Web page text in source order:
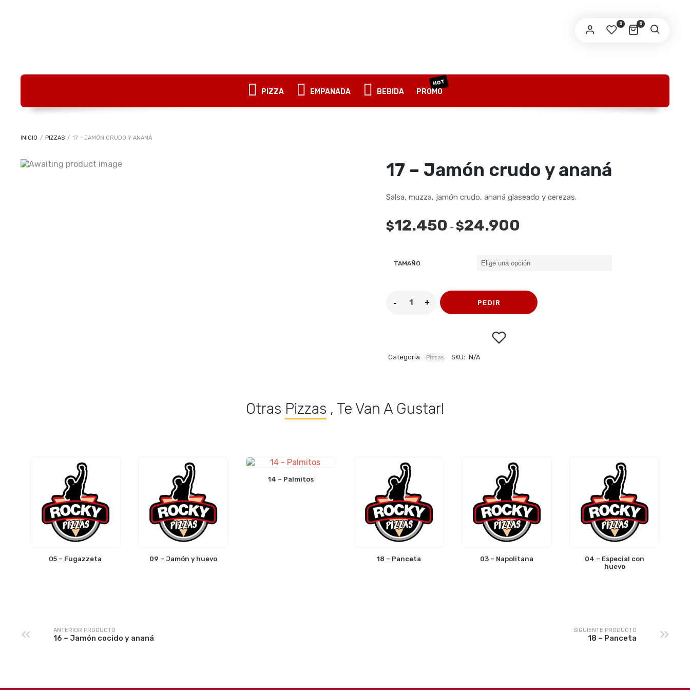
0
0
ACCESO
PIZZA EMPANADA BEBIDA PROMO
HOT
INICIO / PIZZAS / 17 – JAMÓN CRUDO Y ANANÁ
17 – Jamón crudo y ananá
Salsa, muzza, jamón crudo, ananá glaseado y cerezas.
$12.450 - $24.900
desde
hasta
$24.900
TAMAÑO
PEDIR
Categoría Pizzas SKU: N/A
Otras Pizzas , Te Van A Gustar!
05 – Fugazzeta 09 – Jamón y huevo
14 – Palmitos
18 – Panceta 03 – Napolitana
04 – Especial con
huevo
ANTERIOR PRODUCTO
16 – Jamón cocido y ananá
SIGUIENTE PRODUCTO
18 – Panceta